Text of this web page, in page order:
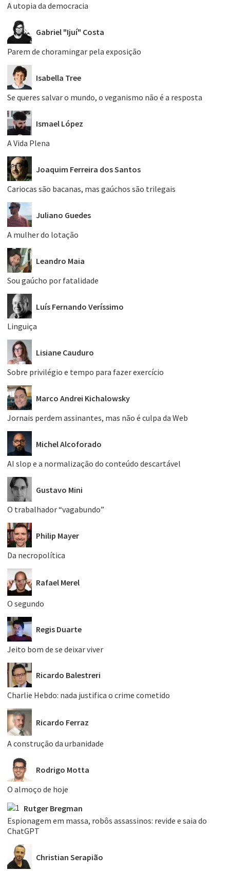
A utopia da democracia
Gabriel "Ijuí" Costa
Parem de choramingar pela exposição
Isabella Tree
Se queres salvar o mundo, o veganismo não é a resposta
Ismael López
A Vida Plena
Joaquim Ferreira dos Santos
Cariocas são bacanas, mas gaúchos são trilegais
Juliano Guedes
A mulher do lotação
Leandro Maia
Sou gaúcho por fatalidade
Luís Fernando Veríssimo
Linguiça
Lisiane Cauduro
Sobre privilégio e tempo para fazer exercício
Marco Andrei Kichalowsky
Jornais perdem assinantes, mas não é culpa da Web
Michel Alcoforado
AI slop e a normalização do conteúdo descartável
Gustavo Mini
O trabalhador “vagabundo”
Philip Mayer
Da necropolítica
Rafael Merel
O segundo
Regis Duarte
Jeito bom de se deixar viver
Ricardo Balestreri
Charlie Hebdo: nada justifica o crime cometido
Ricardo Ferraz
A construção da urbanidade
Rodrigo Motta
O almoço de hoje
Rutger Bregman
Espionagem em massa, robôs assassinos: revide e saia do
ChatGPT
Christian Serapião